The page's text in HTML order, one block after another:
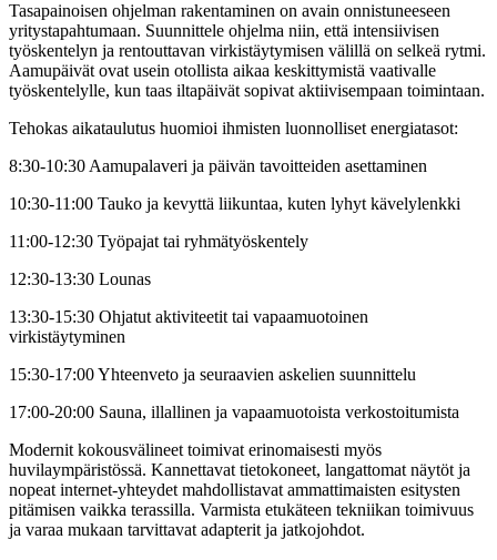
Tasapainoisen ohjelman rakentaminen on avain onnistuneeseen
yritystapahtumaan. Suunnittele ohjelma niin, että intensiivisen
työskentelyn ja rentouttavan virkistäytymisen välillä on selkeä rytmi.
Aamupäivät ovat usein otollista aikaa keskittymistä vaativalle
työskentelylle, kun taas iltapäivät sopivat aktiivisempaan toimintaan.
Tehokas aikataulutus huomioi ihmisten luonnolliset energiatasot:
8:30-10:30 Aamupalaveri ja päivän tavoitteiden asettaminen
10:30-11:00 Tauko ja kevyttä liikuntaa, kuten lyhyt kävelylenkki
11:00-12:30 Työpajat tai ryhmätyöskentely
12:30-13:30 Lounas
13:30-15:30 Ohjatut aktiviteetit tai vapaamuotoinen
virkistäytyminen
15:30-17:00 Yhteenveto ja seuraavien askelien suunnittelu
17:00-20:00 Sauna, illallinen ja vapaamuotoista verkostoitumista
Modernit kokousvälineet toimivat erinomaisesti myös
huvilaympäristössä. Kannettavat tietokoneet, langattomat näytöt ja
nopeat internet-yhteydet mahdollistavat ammattimaisten esitysten
pitämisen vaikka terassilla. Varmista etukäteen tekniikan toimivuus
ja varaa mukaan tarvittavat adapterit ja jatkojohdot.